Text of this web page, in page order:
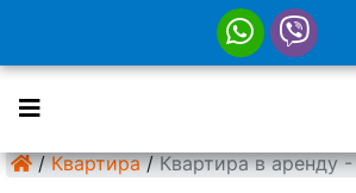
/ Квартира / Квартира в аренду